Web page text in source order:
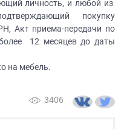
личность, и любой из
покупку
Акт приема-передачи по
12 месяцев до даты
на мебель.
3406